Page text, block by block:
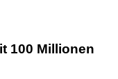
100 Millionen